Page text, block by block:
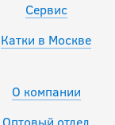
Сервис
Катки в Москве
О компании